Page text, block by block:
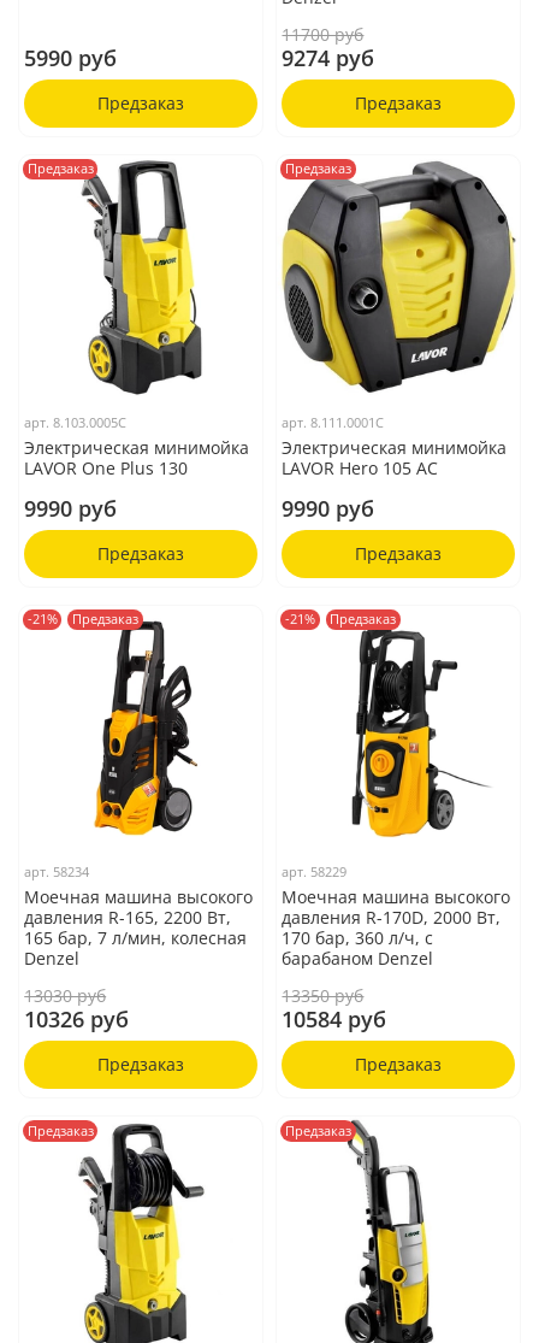
5990 руб
Предзаказ
11700 руб
9274 руб
Предзаказ
Предзаказ
арт.8.103.0005C
Электрическая минимойка
LAVOR One Plus 130
9990 руб
Предзаказ
Предзаказ
арт.8.111.0001C
Электрическая минимойка
LAVOR Hero 105 AC
9990 руб
Предзаказ
-21% Предзаказ
арт. 58234
Моечная машина высокого
давления R-165, 2200 Вт,
165 бар, 7 л/мин, колесная
Denzel
13030 руб
10326 руб
Предзаказ
-21% Предзаказ
арт. 58229
Моечная машина высокого
давления R-170D, 2000 Вт,
170 бар, 360 л/ч, с
барабаном Denzel
13350 руб
10584 руб
Предзаказ
Предзаказ Предзаказ